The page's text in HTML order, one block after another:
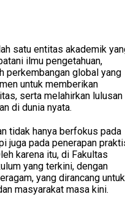
satu entitas akademik
ilmu pengetahuan,
perkembangan global yang
untuk memberikan
serta melahirkan lulusan
di dunia nyata.
tidak hanya berfokus pada
juga pada penerapan
karena itu, di Fakultas
yang terkini, dengan
yang dirancang untuk
masyarakat masa kini.